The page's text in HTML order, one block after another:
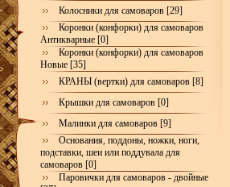
Колосники для самоваров [29]
Коронки (конфорки) для самоваров
Антикварные [0]
Коронки (конфорки) для самоваров
Новые [35]
КРАНЫ (вертки) для самоваров [8]
Крышки для самоваров [0]
Малинки для самоваров [9]
Основания, поддоны, ножки, ноги,
подставки, шеи или поддувала для
самоваров [0]
Паровички для самоваров - двойные